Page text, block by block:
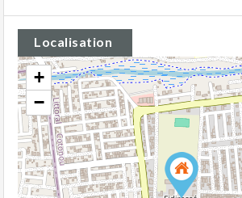
Localisation
+
−